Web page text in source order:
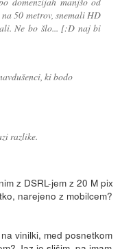
50 metrov, snemali HD
Ne bo šlo... [:D naj bi
ki bodo
razlike.
z DSRL-jem z 20 M pix
narejeno z mobilcem?
vinilki, med posnetkom